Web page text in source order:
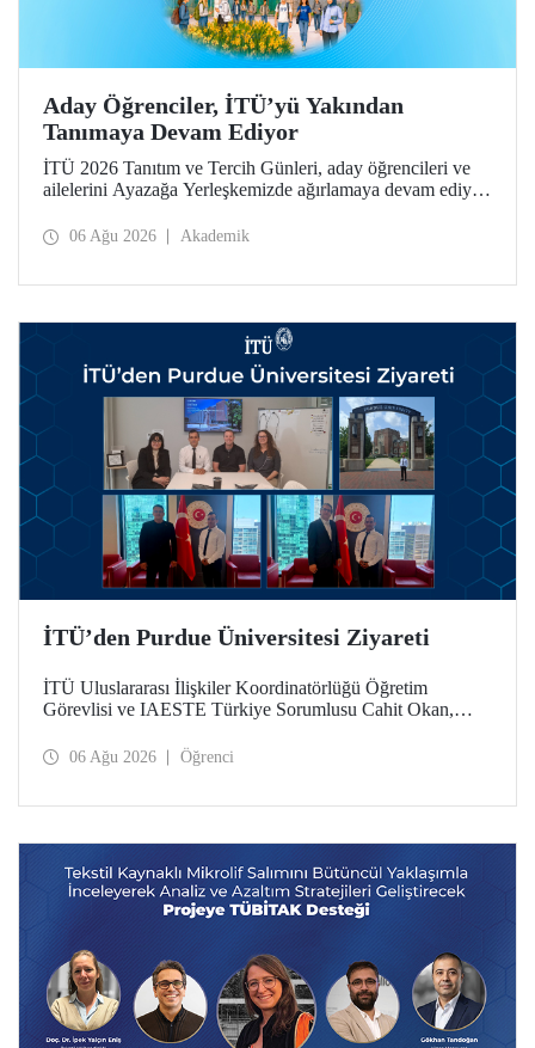
Aday Öğrenciler, İTÜ’yü Yakından
Tanımaya Devam Ediyor
İTÜ 2026 Tanıtım ve Tercih Günleri, aday öğrencileri ve
ailelerini Ayazağa Yerleşkemizde ağırlamaya devam ediyor.
ilgili fakülte ve birimler adaylara bilgi vermeye devam
06 Ağu 2026 Akademik
İTÜ’den Purdue Üniversitesi Ziyareti
İTÜ Uluslararası İlişkiler Koordinatörlüğü Öğretim
Görevlisi ve IAESTE Türkiye Sorumlusu Cahit Okan,
Temmuz tarihlerinde ABD’de dünyanın önde gelen
06 Ağu 2026 Öğrenci